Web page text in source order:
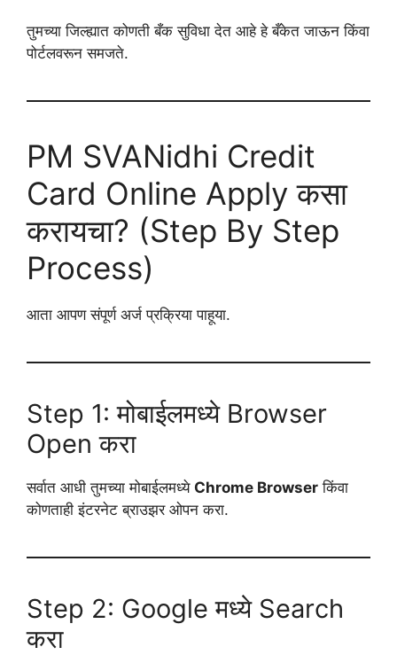
तुमच्या जिल्ह्यात कोणती बँक सुविधा देत आहे हे बँकेत जाऊन किंवा
पोर्टलवरून समजते.
PM SVANidhi Credit
Card Online Apply कसा
करायचा? (Step By Step
Process)
आता आपण संपूर्ण अर्ज प्रक्रिया पाहूया.
Step 1: मोबाईलमध्ये Browser
Open करा
सर्वात आधी तुमच्या मोबाईलमध्ये Chrome Browser किंवा
कोणताही इंटरनेट ब्राउझर ओपन करा.
Step 2: Google मध्ये Search
करा